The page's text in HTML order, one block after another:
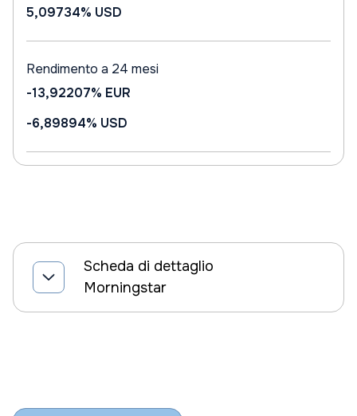
5,09734% USD
Rendimento a 24 mesi
-13,92207% EUR
-6,89894% USD
Scheda di dettaglio
Morningstar